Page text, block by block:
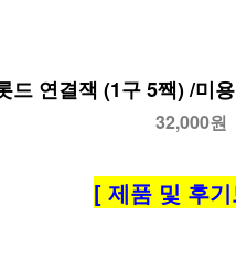
드 연결잭 (1구 5짹) /미
32,000원
[ 제품 및 후